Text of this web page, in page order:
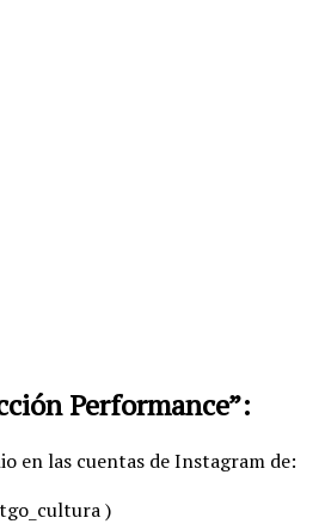
Performance”:
en las cuentas de Instagram de:
)